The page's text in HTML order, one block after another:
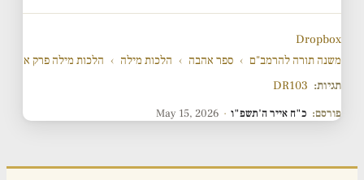
Dropbox
משנה תורה להרמב"ם › ספר אהבה › הלכות מילה › הלכות מילה פרק א
תגיות: DR103
פורסם: כ"ח אייר ה'תשפ"ו ·
May 15, 2026